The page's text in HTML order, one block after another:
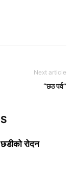
Next article
“छठ पर्व”
छडीको रोदन